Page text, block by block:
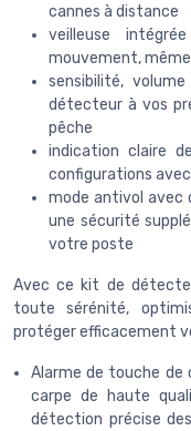
cannes à distance
veilleuse
mouvement,
sensibilité,
détecteur à vos
pêche
indication claire
configurations
mode antivol avec
une sécurité
votre poste
Avec ce kit de
toute sérénité,
protéger efficacement
Alarme de touche de
carpe de haute
détection précise